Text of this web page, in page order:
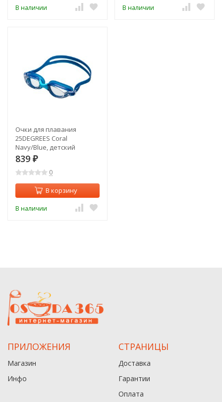
В наличии В наличии
Очки для плавания
25DEGREES Coral
Navy/Blue, детский
(2109214)
839 ₽
0
В корзину
В наличии
ПРИЛОЖЕНИЯ
Магазин
Инфо
СТРАНИЦЫ
Доставка
Гарантии
Оплата